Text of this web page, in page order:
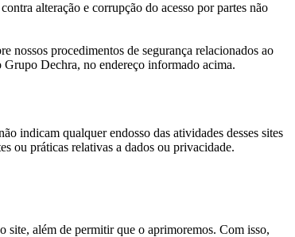
alteração e corrupção do acesso por partes não
nossos procedimentos de segurança relacionados ao
Grupo Dechra, no endereço informado acima.
indicam qualquer endosso das atividades desses sites
ou práticas relativas a dados ou privacidade.
site, além de permitir que o aprimoremos. Com isso,